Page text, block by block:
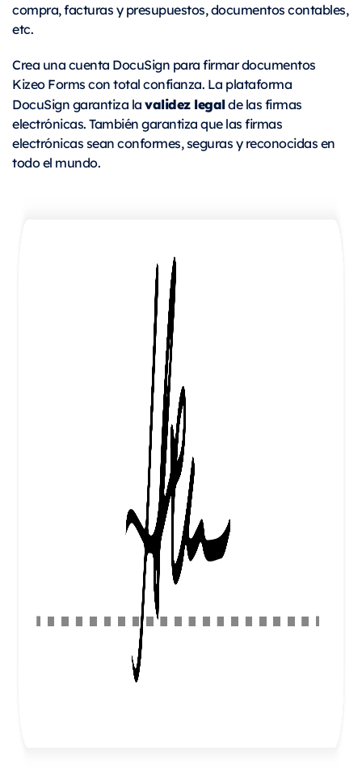
compra, facturas y presupuestos, documentos contables,
etc.
Crea una cuenta DocuSign para firmar documentos
Kizeo Forms con total confianza. La plataforma
DocuSign garantiza lavalidez legalde las firmas
electrónicas. También garantiza que las firmas
electrónicas sean conformes, seguras y reconocidas en
todo el mundo.